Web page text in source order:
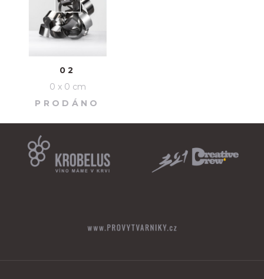
02
0 x 0 cm
PRODÁNO